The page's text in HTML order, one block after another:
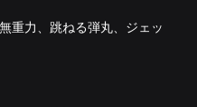
重力、跳ねる弾丸、ジェッ